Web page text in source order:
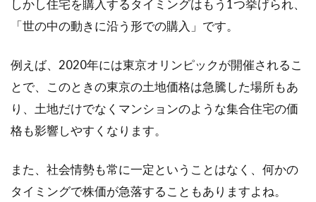
でしょうか。...
夢のマイホーム実現のためには新
家を購入しようとするとき、新築で家を建てる
しかし住宅を購入するタイミングはもう1つ挙げられ、
「世の中の動きに沿う形での購入」です。
例えば、2020年には東京オリンピックが開催されるこ
とで、このときの東京の土地価格は急騰した場所もあ
り、土地だけでなくマンションのような集合住宅の価
格も影響しやすくなります。
また、社会情勢も常に一定ということはなく、何かの
タイミングで株価が急落することもありますよね。